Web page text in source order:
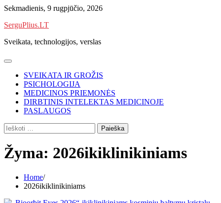
Skip
content
Sekmadienis, 9 rugpjūčio, 2026
SerguPlius.LT
Sveikata, technologijos, verslas
SVEIKATA IR GROŽIS
PSICHOLOGIJA
MEDICINOS PRIEMONĖS
DIRBTINIS INTELEKTAS MEDICINOJE
PASLAUGOS
Ieškoti:
Žyma: 2026ikiklinikiniams
Home
2026ikiklinikiniams